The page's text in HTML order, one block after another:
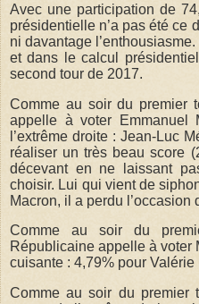
Avec une participation de
présidentielle n’a pas été ce
ni davantage
et dans le calcul
second tour de 2017.
Comme au soir du premier
appelle à voter Emmanuel
l’extrême droite : Jean-Luc
réaliser un très beau score
décevant en ne laissant
choisir. Lui qui vient de
Macron, il a perdu l’occasion
Comme au soir du
Républicaine appelle à voter
cuisante : 4,79% pour Valérie
Comme au soir du premier